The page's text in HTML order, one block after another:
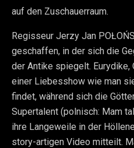
auf den Zuschauerraum.
Regisseur Jerzy Jan
geschaffen, in der sich die
der Antike spiegelt. Eurydike,
einer Liebesshow wie man
findet, während sich die
Supertalent (polnisch: Mam
ihre Langeweile in der
story-artigen Video mitteilt.